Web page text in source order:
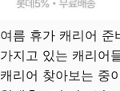
여름 휴가 캐리어 준
가지고 있는 캐리어
캐리어 찾아보는 중